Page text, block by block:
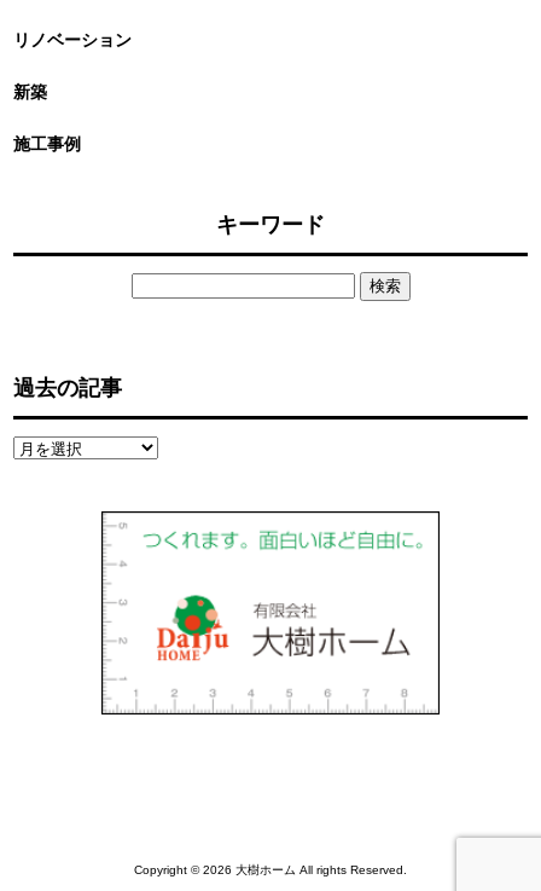
リノベーション
新築
施工事例
キーワード
過去の記事
過
Copyright © 2026 大樹ホーム All rights Reserved.